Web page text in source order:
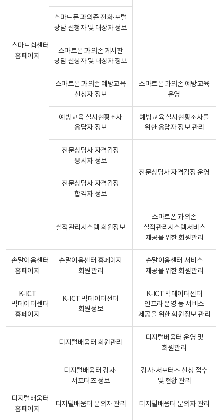
스마트쉼센터
홈페이지
스마트폰 과의존 전화·포털
상담 신청자 및 대상자 정보
스마트폰 과의존 게시판
상담 신청자 및 대상자 정보
스마트폰 과의존 예방교육
신청자 정보
스마트폰 과의존 예방교육
운영
예방교육 실시현황조사
응답자 정보
예방교육 실시현황조사를
위한 응답자 정보 관리
전문상담사 자격검정
응시자 정보
전문상담사 자격검정 운영
전문상담사 자격검정
합격자 정보
실적관리시스템 회원정보
스마트폰 과의존
실적관리시스템서비스
제공을 위한 회원관리
손말이음센터
홈페이지
손말이음센터 홈페이지
회원관리
손말이음센터 서비스
제공을 위한 회원관리
K-ICT
빅데이터센터
홈페이지
K-ICT 빅데이터센터
회원정보
K-ICT 빅데이터센터
인프라 운영 등 서비스
제공을 위한 회원정보 관리
디지털배움터
홈페이지
디지털배움터 회원관리
디지털배움터 운영 및
회원관리
디지털배움터 강사·
서포터즈 정보
강사·서포터즈 신청 접수
및 현황 관리
디지털배움터 문의자 관리 디지털배움터 문의자 관리